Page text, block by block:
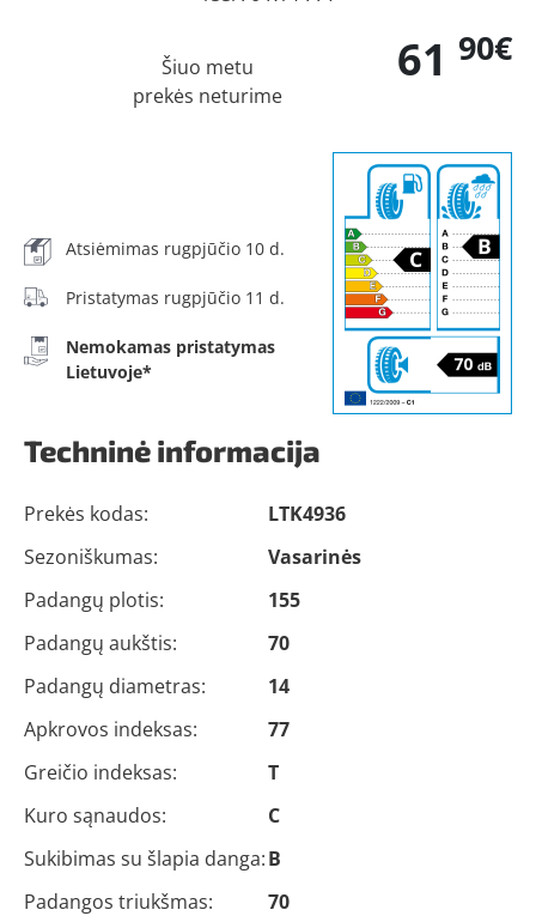
61 90€
Šiuo metu
prekės neturime
Atsiėmimas rugpjūčio 10 d.
Pristatymas rugpjūčio 11 d.
Nemokamas pristatymas
Lietuvoje*
Techninė informacija
Prekės kodas:
LTK4936
Sezoniškumas:
Vasarinės
Padangų plotis:
155
Padangų aukštis:
70
Padangų diametras:
14
Apkrovos indeksas:
77
Greičio indeksas:
T
Kuro sąnaudos:
C
Sukibimas su šlapia danga:B
Padangos triukšmas:
70